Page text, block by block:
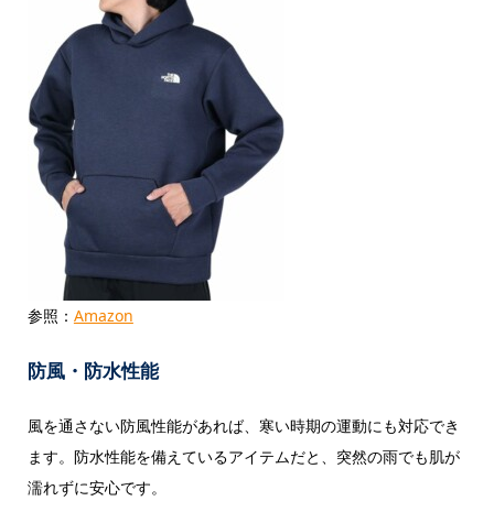
参照： Amazon
防風・防水性能
風を通さない防風性能があれば、寒い時期の運動にも対応でき
ます。防水性能を備えているアイテムだと、突然の雨でも肌が
濡れずに安心です。